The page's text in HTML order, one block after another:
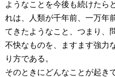
ようなことを今後も続けたら
れは、人類が千年前、一万年
てきたようなこと、つまり、
不快なものを、ますます強力
り方である。
そのときにどんなことが起